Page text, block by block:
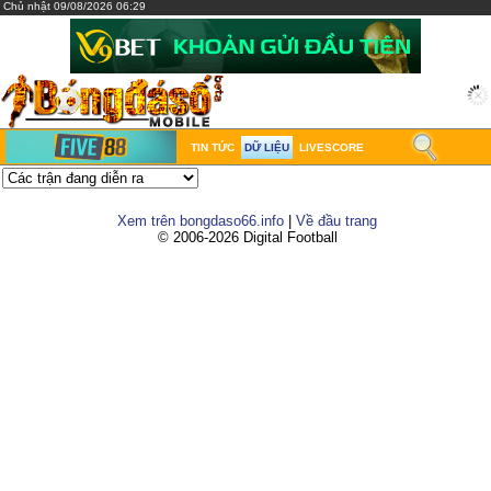
Chủ nhật 09/08/2026 06:29
TIN TỨC DỮ LIỆU LIVESCORE
Xem trên bongdaso66.info
Về đầu trang
© 2006-2026 Digital Football